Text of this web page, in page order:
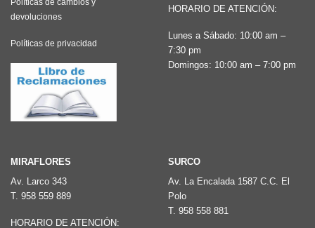
devoluciones
Políticas de privacidad
HORARIO DE ATENCIÓN:
Lunes a Sábado: 10:00 am –
7:30 pm
Domingos: 10:00 am – 7:00 pm
MIRAFLORES
Av. Larco 343
T. 958 559 889
HORARIO DE ATENCIÓN:
SURCO
Av. La Encalada 1587 C.C. El
Polo
T. 958 558 881